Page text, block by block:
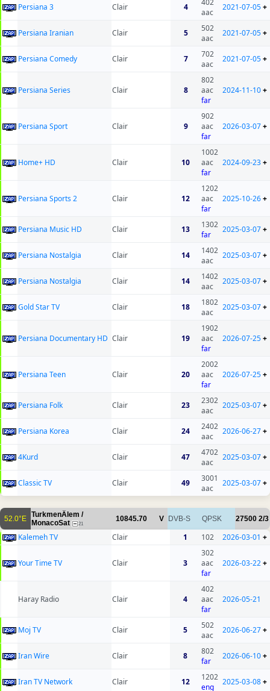
Persiana 3 Clair 4
402
aac
2021-07-05+
Persiana Iranian Clair 5
502
aac
2021-07-05+
Persiana Comedy Clair 7
702
aac
2021-07-05+
Persiana Series Clair 8
802
aac
far
2024-11-10+
Persiana Sport Clair 9
902
aac
far
2026-03-07+
Home+ HD Clair 10
1002
aac
far
2024-09-23+
Persiana Sports 2 Clair 12
1202
aac
far
2025-10-26+
Persiana Music HD Clair 13
1302
far
2025-03-07+
Persiana Nostalgia Clair 14
1402
aac
2025-03-07+
Persiana Nostalgia Clair 14
1402
aac
2025-03-07+
Gold Star TV Clair 18
1802
aac
2025-03-07+
Persiana Documentary HD Clair 19
1902
aac
far
2026-07-25+
Persiana Teen Clair 20
2002
aac
far
2026-07-25+
Persiana Folk Clair 23
2302
aac
2025-03-07+
Persiana Korea Clair 24
2402
aac
2026-06-27+
4Kurd Clair 47
4702
aac
2025-03-07+
Classic TV Clair 49
3001
aac
2025-03-07+
52.0°E TurkmenÄlem /
MonacoSat
21
10845.70 V DVB-S QPSK 27500 2/3
Kalemeh TV Clair 1 102 2026-03-01 +
Your Time TV Clair 3
302
aac
far
2026-03-22+
Haray Radio Clair 4
402
aac
far
2026-05-21
Moj TV Clair 5
502
aac
2026-06-27+
Iran Wire Clair 8
802
far
2026-06-10+
Iran TV Network Clair 12
1202
eng
2025-03-08+